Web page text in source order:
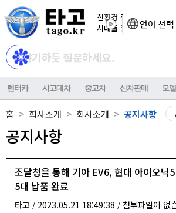
친환경 전기자동차
시대를 열어갑니다.
렌터카 사고대차 중고차 신차판매 모델
홈 회사소개 회사소개 공지사항
공지사항
조달청을 통해 기아 EV6, 현대 아이오닉
5대 납품 완료
타고 / 2023.05.21 18:49:38 / 첨부파일이 없
언어 선